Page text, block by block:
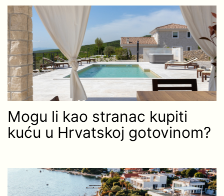
Mogu li kao stranac kupiti
kuću u Hrvatskoj gotovinom?